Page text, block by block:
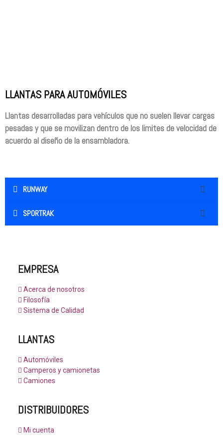
LLANTAS PARA AUTOMÓVILES
Llantas desarrolladas para vehículos que no suelen llevar cargas
pesadas y que se movilizan dentro de los limites de velocidad de
acuerdo al diseño de la ensambladora.
RUNWAY
SPORTRAK
EMPRESA
Acerca de nosotros
Filosofía
Sistema de Calidad
LLANTAS
Automóviles
Camperos y camionetas
Camiones
DISTRIBUIDORES
Mi cuenta